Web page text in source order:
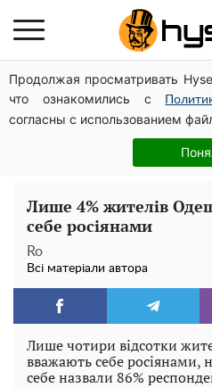
Продолжая просматривать
что ознакомились с
согласны с использованием
Українська авіатранспортна
Мінфіну із закликом
авіалізингу
Гола Олена Тополя у
щелепи: злив відео – було
Лише 4% жителів
себе росіянами
Ro
Всі матеріали автора
Лише чотири відсотки
вважають себе росіянами,
себе назвали 86%